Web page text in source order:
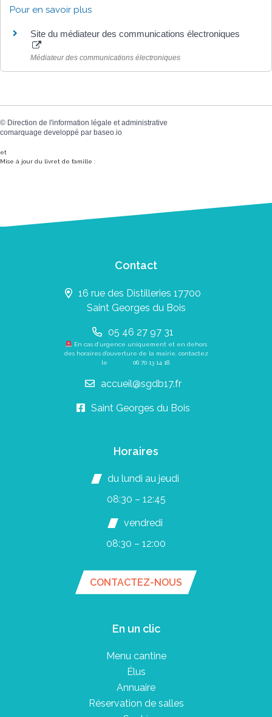
Pour en savoir plus
Site du médiateur des communications électroniques
Médiateur des communications électroniques
© Direction de l'information légale et administrative
comarquage developpé par baseo.io
et
Mise à jour du livret de famille :
Contact
16 rue des Distilleries 17700
Saint Georges du Bois
05 46 27 97 31
En cas d’urgence uniquement et en dehors
des horaires d’ouverture de la mairie, contactez
le 06 70 13 14 18.
accueil@sgdb17.fr
Saint Georges du Bois
Horaires
du lundi au jeudi
08:30 – 12:45
vendredi
08:30 – 12:00
CONTACTEZ-NOUS
En un clic
Menu cantine
Élus
Annuaire
Réservation de salles